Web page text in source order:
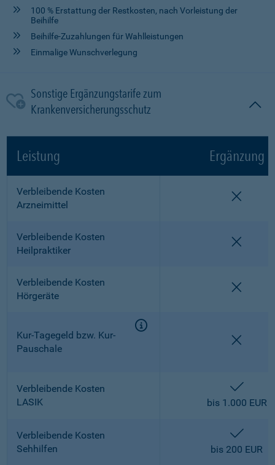
100 % Erstattung der Restkosten, nach Vorleistung der
Beihilfe
Beihilfe-Zuzahlungen für Wahlleistungen
Einmalige Wunschverlegung
Sonstige Ergänzungstarife zum
Krankenversicherungsschutz
Leistung Ergänzung
Verbleibende Kosten
Arzneimittel
Verbleibende Kosten
Heilpraktiker
Verbleibende Kosten
Hörgeräte
Kur-Tagegeld bzw. Kur-
Pauschale
Verbleibende Kosten
LASIK
bis 1.000 EUR
Verbleibende Kosten
Sehhilfen
bis 200 EUR